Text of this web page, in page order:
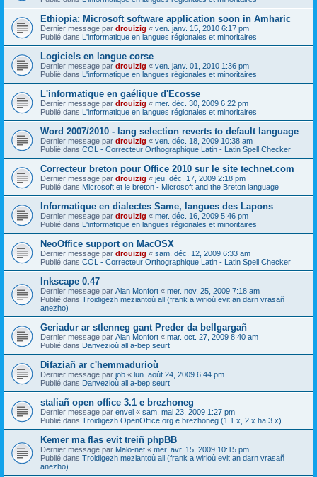
Ethiopia: Microsoft software application soon in Amharic
Dernier message par drouizig « ven. janv. 15, 2010 6:17 pm
Publié dans L'informatique en langues régionales et minoritaires
Logiciels en langue corse
Dernier message par drouizig « ven. janv. 01, 2010 1:36 pm
Publié dans L'informatique en langues régionales et minoritaires
L'informatique en gaélique d'Ecosse
Dernier message par drouizig « mer. déc. 30, 2009 6:22 pm
Publié dans L'informatique en langues régionales et minoritaires
Word 2007/2010 - lang selection reverts to default language
Dernier message par drouizig « ven. déc. 18, 2009 10:38 am
Publié dans COL - Correcteur Orthographique Latin - Latin Spell Checker
Correcteur breton pour Office 2010 sur le site technet.com
Dernier message par drouizig « jeu. déc. 17, 2009 2:18 pm
Publié dans Microsoft et le breton - Microsoft and the Breton language
Informatique en dialectes Same, langues des Lapons
Dernier message par drouizig « mer. déc. 16, 2009 5:46 pm
Publié dans L'informatique en langues régionales et minoritaires
NeoOffice support on MacOSX
Dernier message par drouizig « sam. déc. 12, 2009 6:33 am
Publié dans COL - Correcteur Orthographique Latin - Latin Spell Checker
Inkscape 0.47
Dernier message par Alan Monfort « mer. nov. 25, 2009 7:18 am
Publié dans Troidigezh meziantoù all (frank a wirioù evit an darn vrasañ
anezho)
Geriadur ar stlenneg gant Preder da bellgargañ
Dernier message par Alan Monfort « mar. oct. 27, 2009 8:40 am
Publié dans Danvezioù all a-bep seurt
Difaziañ ar c'hemmadurioù
Dernier message par job « lun. août 24, 2009 6:44 pm
Publié dans Danvezioù all a-bep seurt
staliañ open office 3.1 e brezhoneg
Dernier message par envel « sam. mai 23, 2009 1:27 pm
Publié dans Troidigezh OpenOffice.org e brezhoneg (1.1.x, 2.x ha 3.x)
Kemer ma flas evit treiñ phpBB
Dernier message par Malo-net « mer. avr. 15, 2009 10:15 pm
Publié dans Troidigezh meziantoù all (frank a wirioù evit an darn vrasañ
anezho)